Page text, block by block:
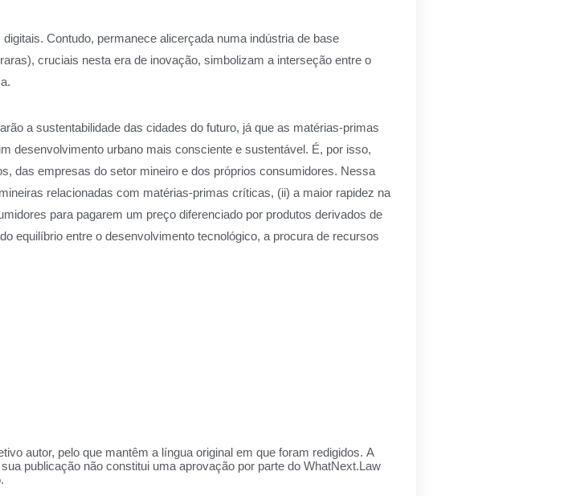
Contudo, permanece alicerçada numa indústria de base
cruciais nesta era de inovação, simbolizam a interseção entre o
a sustentabilidade das cidades do futuro, já que as matérias-primas
desenvolvimento urbano mais consciente e sustentável. É, por isso,
das empresas do setor mineiro e dos próprios consumidores. Nessa
relacionadas com matérias-primas críticas, (ii) a maior rapidez na
para pagarem um preço diferenciado por produtos derivados de
equilíbrio entre o desenvolvimento tecnológico, a procura de recursos
autor, pelo que mantêm a língua original em que foram redigidos. A
publicação não constitui uma aprovação por parte do WhatNext.Law